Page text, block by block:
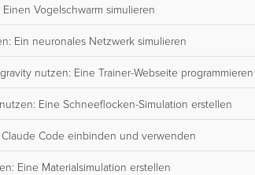
Vogelschwarm simulieren
Ein neuronales Netzwerk simulieren
nutzen: Eine Trainer-Webseite programmieren
Eine Schneeflocken-Simulation erstellen
Code einbinden und verwenden
Eine Materialsimulation erstellen